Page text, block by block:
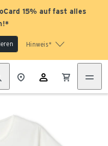
15% auf fast alles
Hinweis*